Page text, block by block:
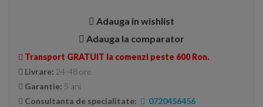
Adauga in wishlist
Adauga la comparator
Transport GRATUIT la comenzi peste 600 Ron.
Livrare: 24-48 ore
Garantie: 5 ani
Consultanta de specialitate:
0720456456